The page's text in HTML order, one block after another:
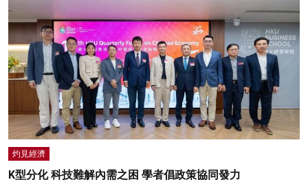
灼見經濟
K型分化 科技難解內需之困 學者倡政策協同發力